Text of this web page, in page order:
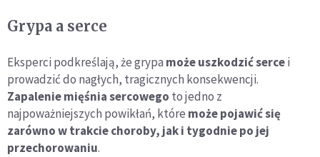
Grypa a serce
Eksperci podkreślają, że grypa może uszkodzić sercei
prowadzić do nagłych, tragicznych konsekwencji.
Zapalenie mięśnia sercowego to jedno z
najpoważniejszych powikłań, które może pojawić się
zarówno w trakcie choroby, jak i tygodnie po jej
przechorowaniu.